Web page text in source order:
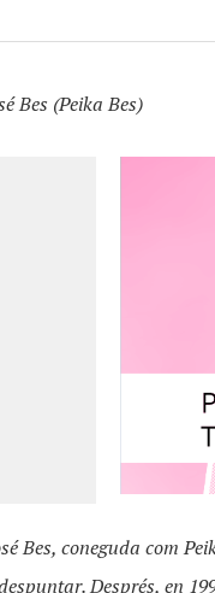
Bes (Peika Bes)
Bes, coneguda com
Després, en